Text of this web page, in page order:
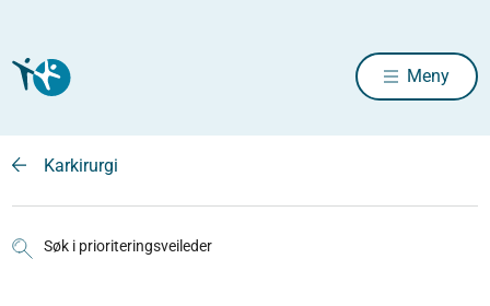
Meny
Karkirurgi
Søk i prioriteringsveileder